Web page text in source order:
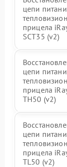
цепи
прицела
SCT35 (v2)
цепи
прицела
TH50 (v2)
цепи
прицела
TL50 (v2)